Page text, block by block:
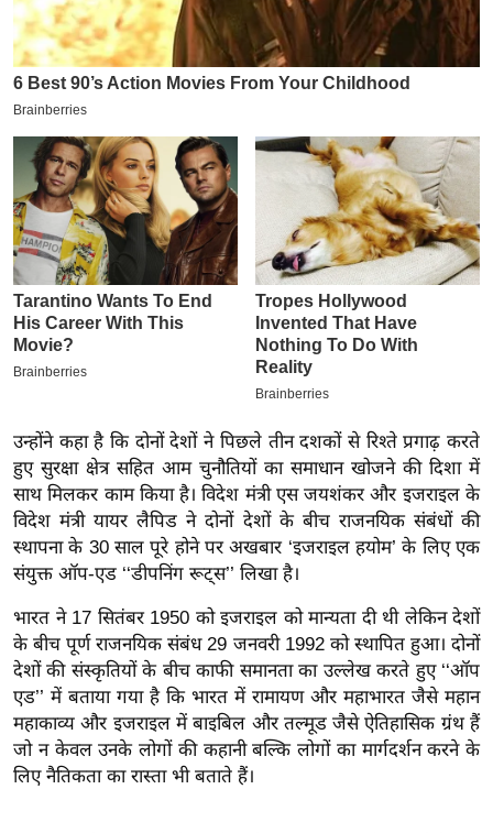
ट
I
P
L
2
0
2
6
क्रा
इ
म
ई
-
प
र
मि
सा
ल
बे
मि
सा
ल
श
ख्सि
य
उन्होंने कहा है कि दोनों देशों ने पिछले तीन दशकों से रिश्ते प्रगाढ़ करते
हुए सुरक्षा क्षेत्र सहित आम चुनौतियों का समाधान खोजने की दिशा में
साथ मिलकर काम किया है। विदेश मंत्री एस जयशंकर और इजराइल के
विदेश मंत्री यायर लैपिड ने दोनों देशों के बीच राजनयिक संबंधों की
स्थापना के 30 साल पूरे होने पर अखबार ‘इजराइल हयोम’ के लिए एक
संयुक्त ऑप-एड ‘‘डीपनिंग रूट्स’’ लिखा है।
भारत ने 17 सितंबर 1950 को इजराइल को मान्यता दी थी लेकिन देशों
के बीच पूर्ण राजनयिक संबंध 29 जनवरी 1992 को स्थापित हुआ। दोनों
देशों की संस्कृतियों के बीच काफी समानता का उल्लेख करते हुए ‘‘ऑप
एड’’ में बताया गया है कि भारत में रामायण और महाभारत जैसे महान
महाकाव्य और इजराइल में बाइबिल और तल्मूड जैसे ऐतिहासिक ग्रंथ हैं
जो न केवल उनके लोगों की कहानी बल्कि लोगों का मार्गदर्शन करने के
लिए नैतिकता का रास्ता भी बताते हैं।